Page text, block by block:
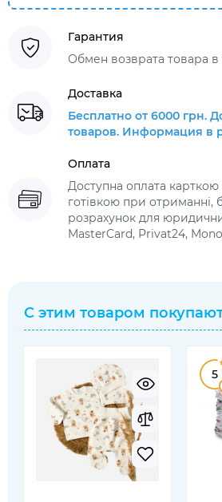
Гарантия
Обмен возврата товара в
Доставка
Бесплатно от 6000 грн.
товаров. Информация в
Оплата
Доступна оплата карткою
готівкою при отриманні,
розрахунок для
MasterCard, Privat24,
С этим товаром
5